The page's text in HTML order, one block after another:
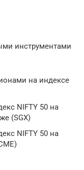
инструментами
на индексе
NIFTY 50 на
(SGX)
NIFTY 50 на